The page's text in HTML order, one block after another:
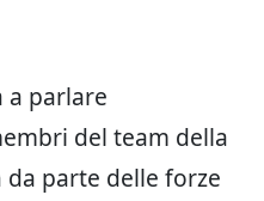
a parlare
del team della
da parte delle forze